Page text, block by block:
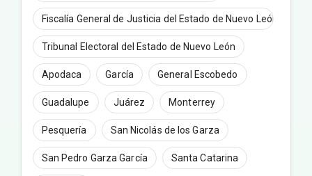
Fiscalía General de Justicia del Estado de Nuevo León
Tribunal Electoral del Estado de Nuevo León
Apodaca García General Escobedo
Guadalupe Juárez Monterrey
Pesquería San Nicolás de los Garza
San Pedro Garza García Santa Catarina